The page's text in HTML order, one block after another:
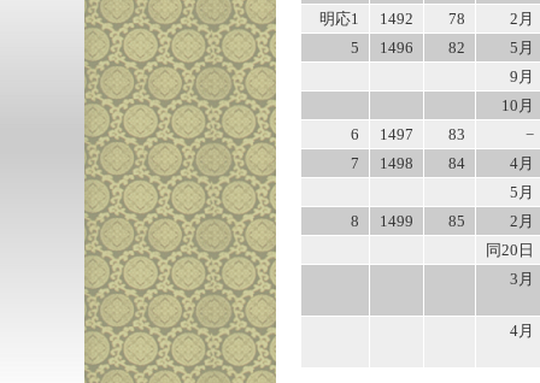
明応1
1492 78
2月
5
1496 82
5月
9月
10月
6
1497 83
−
7
1498 84
4月
5月
8
1499 85
2月
同20日
3月
4月